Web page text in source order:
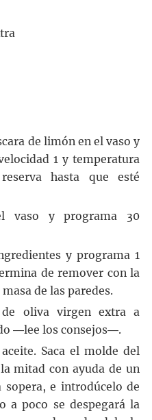
de limón en el vaso y
1 y temperatura
hasta que esté
vaso y programa 30
y programa 1
de remover con la
de las paredes.
de oliva virgen extra a
―lee los consejos―.
Saca el molde del
mitad con ayuda de un
sopera, e introdúcelo de
a poco se despegará la